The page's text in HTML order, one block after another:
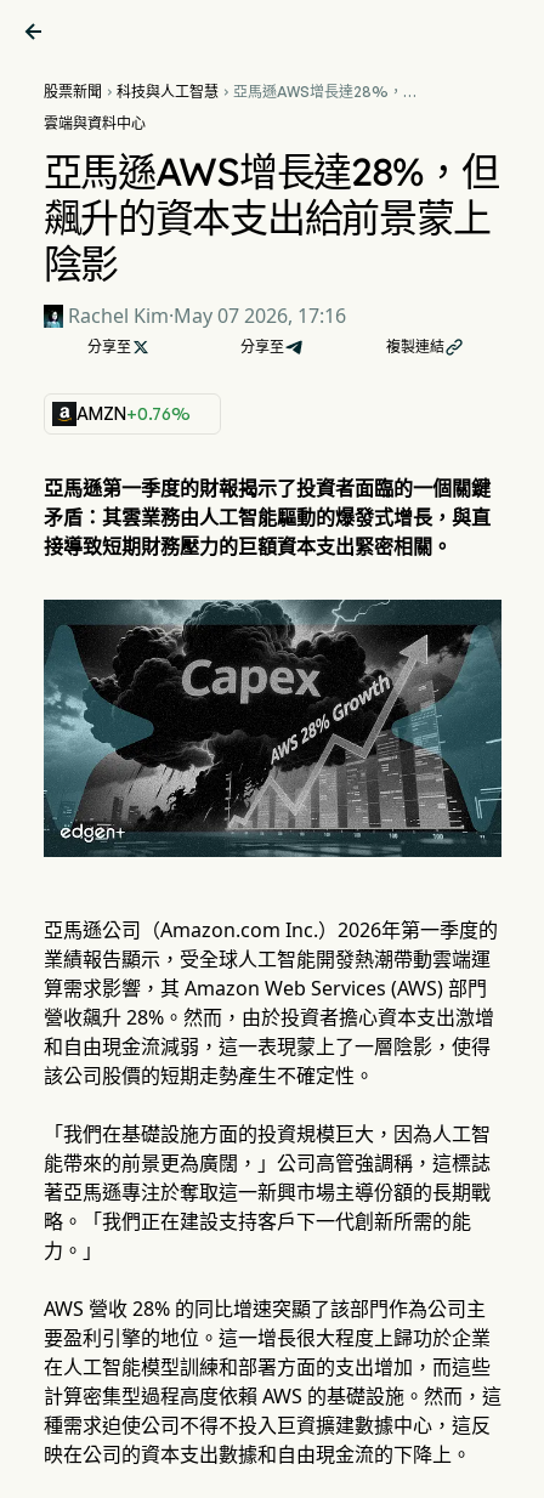

股票新聞  科技與人工智慧 亞馬遜AWS增長達28%，但
雲端與資料中心
亞馬遜AWS增長達28%，但
飆升的資本支出給前景蒙上
陰影
Rachel Kim·May 07 2026, 17:16
分享至  分享至 複製連結
AMZN+0.76%
亞馬遜第一季度的財報揭示了投資者面臨的一個關鍵
矛盾：其雲業務由人工智能驅動的爆發式增長，與直
接導致短期財務壓力的巨額資本支出緊密相關。
亞馬遜公司（Amazon.com Inc.）2026年第一季度的
業績報告顯示，受全球人工智能開發熱潮帶動雲端運
算需求影響，其 Amazon Web Services (AWS) 部門
營收飆升 28%。然而，由於投資者擔心資本支出激增
和自由現金流減弱，這一表現蒙上了一層陰影，使得
該公司股價的短期走勢產生不確定性。
「我們在基礎設施方面的投資規模巨大，因為人工智
能帶來的前景更為廣闊，」公司高管強調稱，這標誌
著亞馬遜專注於奪取這一新興市場主導份額的長期戰
略。「我們正在建設支持客戶下一代創新所需的能
力。」
AWS 營收 28% 的同比增速突顯了該部門作為公司主
要盈利引擎的地位。這一增長很大程度上歸功於企業
在人工智能模型訓練和部署方面的支出增加，而這些
計算密集型過程高度依賴 AWS 的基礎設施。然而，這
種需求迫使公司不得不投入巨資擴建數據中心，這反
映在公司的資本支出數據和自由現金流的下降上。